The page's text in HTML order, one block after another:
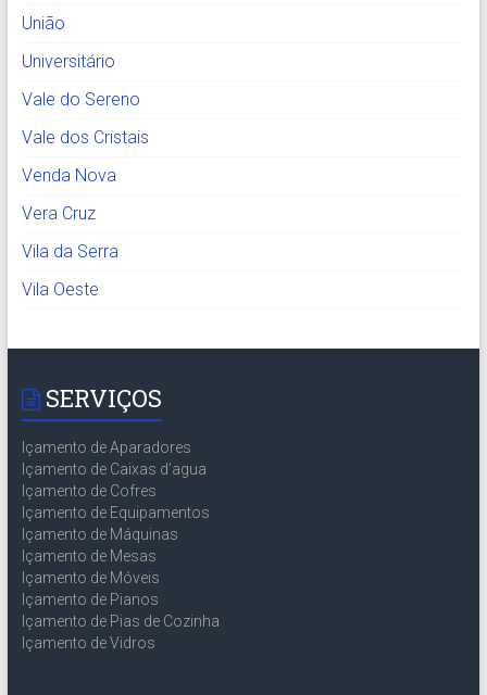
União
Universitário
Vale do Sereno
Vale dos Cristais
Venda Nova
Vera Cruz
Vila da Serra
Vila Oeste
SERVIÇOS
Içamento de Aparadores
Içamento de Caixas d’agua
Içamento de Cofres
Içamento de Equipamentos
Içamento de Máquinas
Içamento de Mesas
Içamento de Móveis
Içamento de Pianos
Içamento de Pias de Cozinha
Içamento de Vidros